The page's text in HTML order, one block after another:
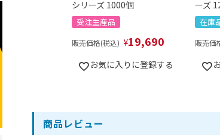
シリーズ 1000個
受注生産品
販売価格(税込) ¥19,690
お気に入りに登録する
ーズ
在庫
販売価
商品レビュー